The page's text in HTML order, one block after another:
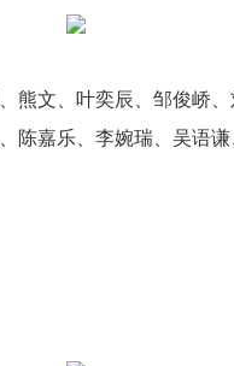
熊文、叶奕辰、邹俊峤
陈嘉乐、李婉瑞、吴语